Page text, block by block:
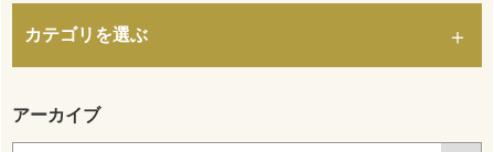
カテゴリを選ぶ
アーカイブ